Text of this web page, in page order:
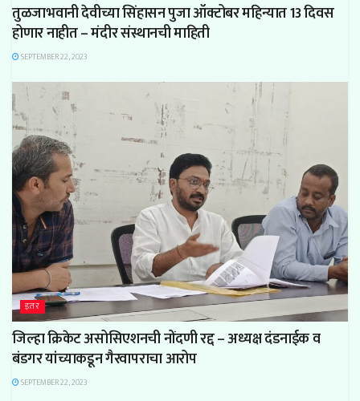
तुळजाभवानी देवीच्या सिंहासन पुजा ऑक्टोबर महिन्यात 13 दिवस
होणार नाहीत – मंदीर संस्थानची माहिती
SEPTEMBER 22, 2023
इतर
जिल्हा क्रिकेट असोसिएशनची नोंदणी रद्द – अध्यक्ष दंडनाईक व
बंडगर यांच्याकडून गैरवापराचा आरोप
SEPTEMBER 22, 2023